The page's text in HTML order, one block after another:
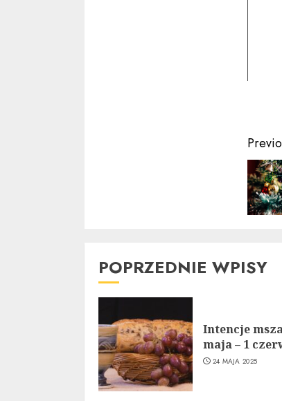
POPRZEDNIE WPISY
Intencje
maja – 1
24 MAJA 2025